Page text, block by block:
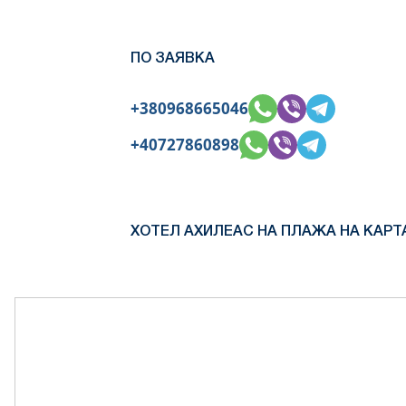
ПО ЗАЯВКА
+380968665046
+40727860898
ХОТЕЛ АХИЛЕАС НА ПЛАЖА НА